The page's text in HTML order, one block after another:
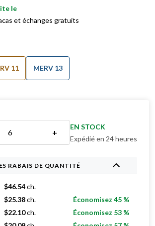
le
et échanges gratuits
11 MERV 13
+
EN STOCK
Expédié en 24 heures
RABAIS DE QUANTITÉ
$46.54ch.
$25.38ch.
Économisez 45 %
$22.10ch.
Économisez 53 %